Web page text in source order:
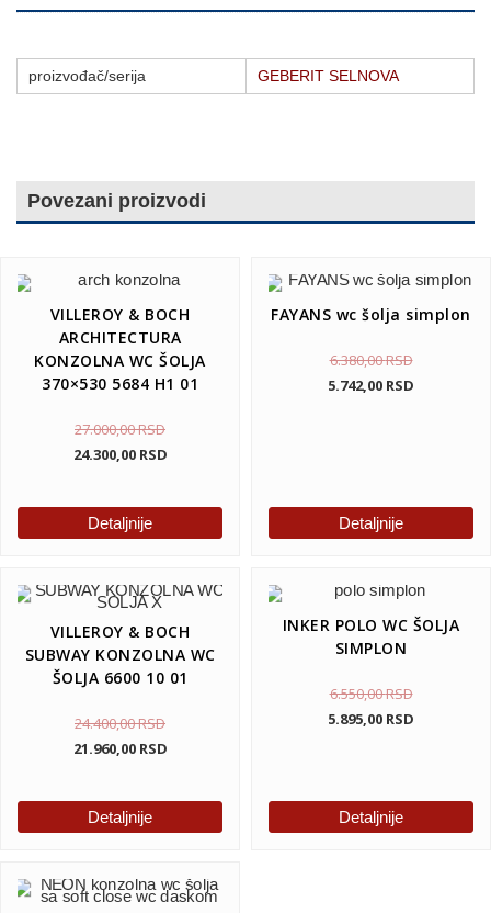
proizvođač/serija GEBERIT SELNOVA
Povezani proizvodi
VILLEROY & BOCH
ARCHITECTURA
KONZOLNA WC ŠOLJA
370×530 5684 H1 01
27.000,00RSD
24.300,00 RSD
Detaljnije
FAYANS wc šolja simplon
6.380,00RSD
5.742,00 RSD
Detaljnije
VILLEROY & BOCH
SUBWAY KONZOLNA WC
ŠOLJA 6600 10 01
24.400,00RSD
21.960,00 RSD
Detaljnije
INKER POLO WC ŠOLJA
SIMPLON
6.550,00RSD
5.895,00 RSD
Detaljnije